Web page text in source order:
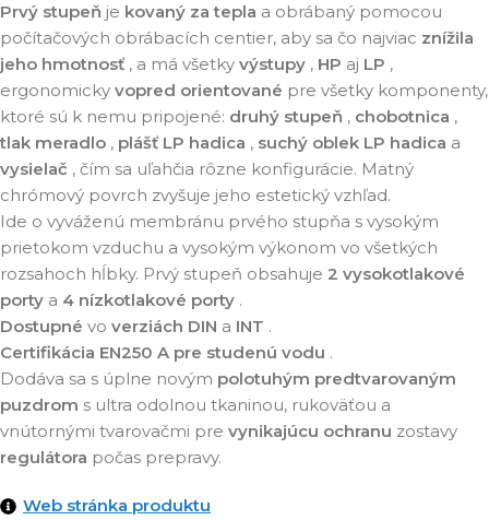
Prvý stupeň je kovaný za tepla a obrábaný pomocou
počítačových obrábacích centier, aby sa čo najviac znížila
jeho hmotnosť , a má všetky výstupy , HP aj LP ,
ergonomicky vopred orientované pre všetky komponenty,
ktoré sú k nemu pripojené: druhý stupeň , chobotnica ,
tlak meradlo , plášť LP hadica , suchý oblek LP hadica a
vysielač , čím sa uľahčia rôzne konfigurácie. Matný
chrómový povrch zvyšuje jeho estetický vzhľad.
Ide o vyváženú membránu prvého stupňa s vysokým
prietokom vzduchu a vysokým výkonom vo všetkých
rozsahoch hĺbky. Prvý stupeň obsahuje 2 vysokotlakové
porty a 4 nízkotlakové porty .
Dostupné vo verziách DIN a INT .
Certifikácia EN250 A pre studenú vodu .
Dodáva sa s úplne novým polotuhým predtvarovaným
puzdrom s ultra odolnou tkaninou, rukoväťou a
vnútornými tvarovačmi pre vynikajúcu ochranu zostavy
regulátora počas prepravy.
Web stránka produktu